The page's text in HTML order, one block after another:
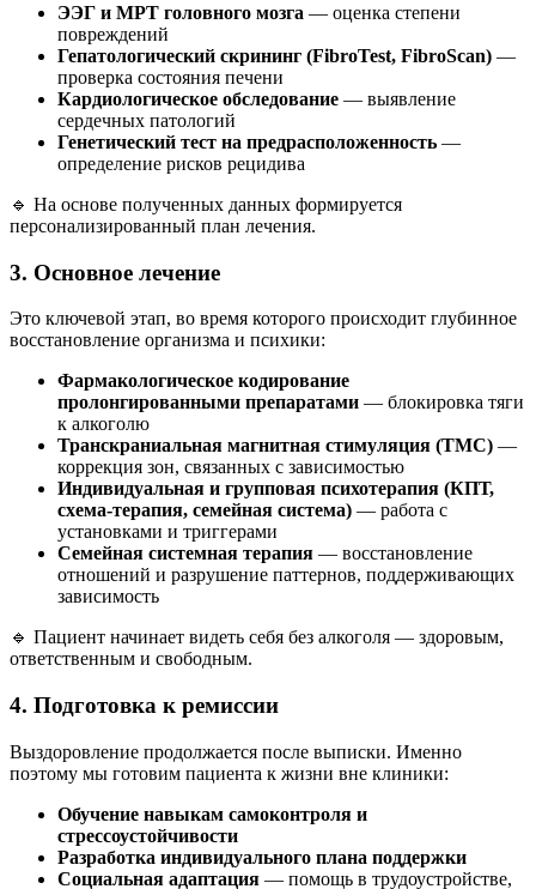
ЭЭГ и МРТ головного мозга — оценка степени
повреждений
Гепатологический скрининг (FibroTest, FibroScan) —
проверка состояния печени
Кардиологическое обследование — выявление
сердечных патологий
Генетический тест на предрасположенность —
определение рисков рецидива
🔹 На основе полученных данных формируется
персонализированный план лечения.
3. Основное лечение
Это ключевой этап, во время которого происходит глубинное
восстановление организма и психики:
Фармакологическое кодирование
пролонгированными препаратами — блокировка тяги
к алкоголю
Транскраниальная магнитная стимуляция (ТМС) —
коррекция зон, связанных с зависимостью
Индивидуальная и групповая психотерапия (КПТ,
схема-терапия, семейная система) — работа с
установками и триггерами
Семейная системная терапия — восстановление
отношений и разрушение паттернов, поддерживающих
зависимость
🔹 Пациент начинает видеть себя без алкоголя — здоровым,
ответственным и свободным.
4. Подготовка к ремиссии
Выздоровление продолжается после выписки. Именно
поэтому мы готовим пациента к жизни вне клиники:
Обучение навыкам самоконтроля и
стрессоустойчивости
Разработка индивидуального плана поддержки
Социальная адаптация — помощь в трудоустройстве,